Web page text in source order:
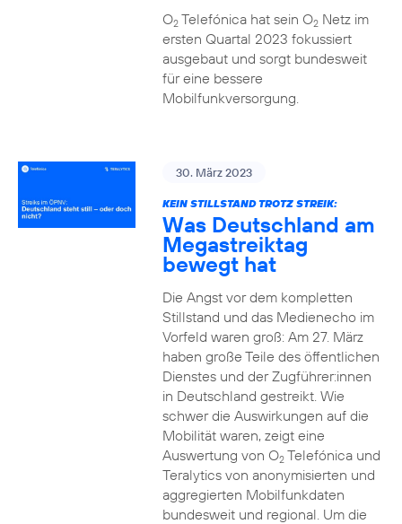
O2Telefónica hat sein O2Netz im
ersten Quartal 2023 fokussiert
ausgebaut und sorgt bundesweit
für eine bessere
Mobilfunkversorgung.
30. März 2023
KEIN STILLSTAND TROTZ STREIK:
Was Deutschland am
Megastreiktag
bewegt hat
Die Angst vor dem kompletten
Stillstand und das Medienecho im
Vorfeld waren groß: Am 27. März
haben große Teile des öffentlichen
Dienstes und der Zugführer:innen
in Deutschland gestreikt. Wie
schwer die Auswirkungen auf die
Mobilität waren, zeigt eine
Auswertung von O2Telefónica und
Teralytics von anonymisierten und
aggregierten Mobilfunkdaten
bundesweit und regional. Um die